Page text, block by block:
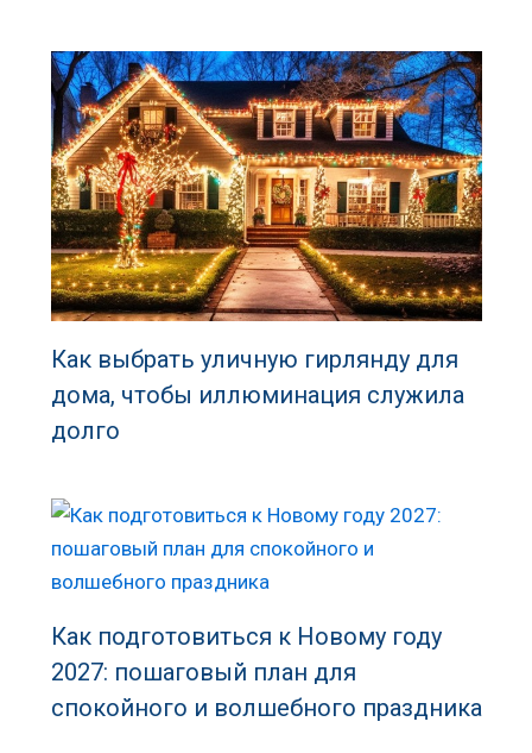
Как выбрать уличную гирлянду для
дома, чтобы иллюминация служила
долго
Как подготовиться к Новому году
2027: пошаговый план для
спокойного и волшебного праздника